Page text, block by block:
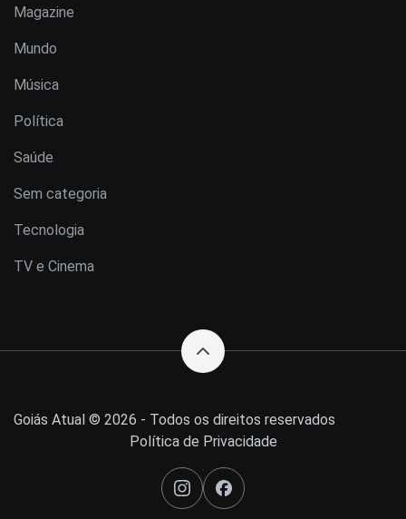
Magazine
Mundo
Música
Política
Saúde
Sem categoria
Tecnologia
TV e Cinema
Goiás Atual © 2026 - Todos os direitos reservados
Política de Privacidade